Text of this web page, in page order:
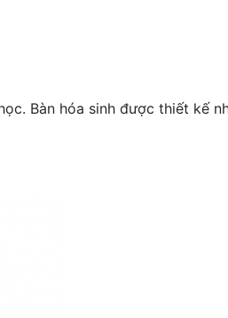
Bàn hóa sinh được thiết kế